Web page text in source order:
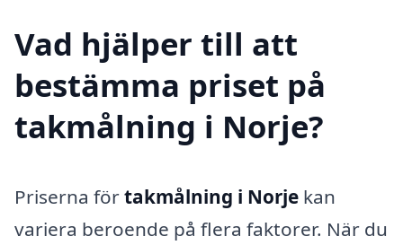
Vad hjälper till att
bestämma priset på
takmålning i Norje?
Priserna förtakmålning i Norje kan
variera beroende på flera faktorer. När du